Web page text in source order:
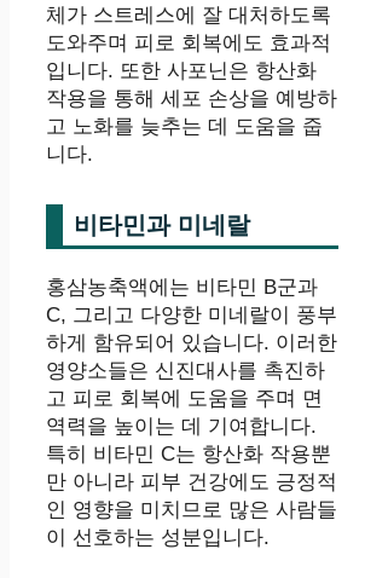
체가 스트레스에 잘 대처하도록
도와주며 피로 회복에도 효과적
입니다. 또한 사포닌은 항산화
작용을 통해 세포 손상을 예방하
고 노화를 늦추는 데 도움을 줍
니다.
비타민과 미네랄
홍삼농축액에는 비타민 B군과
C, 그리고 다양한 미네랄이 풍부
하게 함유되어 있습니다. 이러한
영양소들은 신진대사를 촉진하
고 피로 회복에 도움을 주며 면
역력을 높이는 데 기여합니다.
특히 비타민 C는 항산화 작용뿐
만 아니라 피부 건강에도 긍정적
인 영향을 미치므로 많은 사람들
이 선호하는 성분입니다.